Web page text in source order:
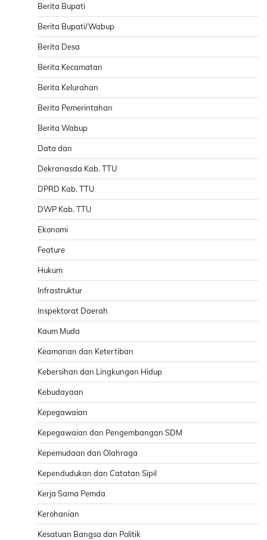
Berita Bupati
Berita Bupati/Wabup
Berita Desa
Berita Kecamatan
Berita Kelurahan
Berita Pemerintahan
Berita Wabup
Data dan
Dekranasda Kab. TTU
DPRD Kab. TTU
DWP Kab. TTU
Ekonomi
Feature
Hukum
Infrastruktur
Inspektorat Daerah
Kaum Muda
Keamanan dan Ketertiban
Kebersihan dan Lingkungan Hidup
Kebudayaan
Kepegawaian
Kepegawaian dan Pengembangan SDM
Kepemudaan dan Olahraga
Kependudukan dan Catatan Sipil
Kerja Sama Pemda
Kerohanian
Kesatuan Bangsa dan Politik